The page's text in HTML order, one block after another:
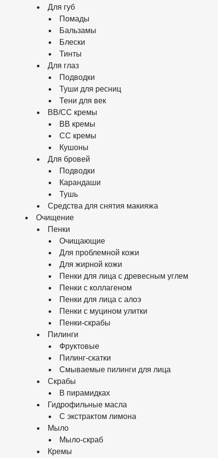
Для губ
Помады
Бальзамы
Блески
Тинты
Для глаз
Подводки
Туши для ресниц
Тени для век
BB/CC кремы
BB кремы
СС кремы
Кушоны
Для бровей
Подводки
Карандаши
Тушь
Средства для снятия макияжа
Очищение
Пенки
Очищающие
Для проблемной кожи
Для жирной кожи
Пенки для лица с древесным углем
Пенки с коллагеном
Пенки для лица с алоэ
Пенки с муцином улитки
Пенки-скрабы
Пилинги
Фруктовые
Пилинг-скатки
Смываемые пилинги для лица
Скрабы
В пирамидках
Гидрофильные масла
С экстрактом лимона
Мыло
Мыло-скраб
Кремы